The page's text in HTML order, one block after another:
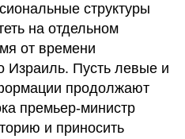
структуры
на отдельном
от времени
Израиль. Пусть левые и
продолжают
премьер-министр
и приносить